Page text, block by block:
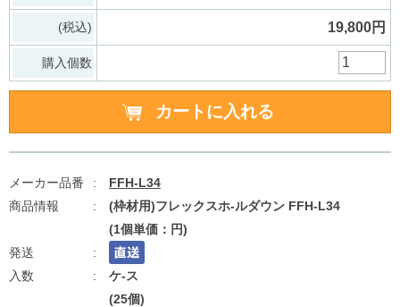
(税込) 19,800円
購入個数
FFH-L34
(枠材用)フレックスホ-ルダウン FFH-L34
(1個単価：円)
ケ-ス
(25個)